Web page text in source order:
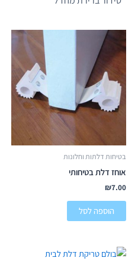
בטיחות דלתות וחלונות
אוחז דלת בטיחותי
₪7.00
הוספה לסל